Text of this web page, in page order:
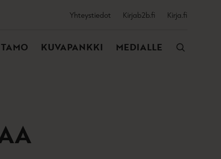
Yhteystiedot Kirjab2b.fi Kirja.fi
KUVAPANKKI MEDIALLE